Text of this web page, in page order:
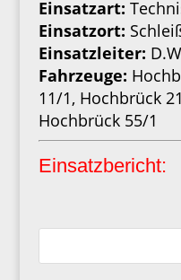
Einsatzart:
Einsatzort:
Einsatzleiter:
Fahrzeuge:
11/1, Hochbrück
Hochbrück 55/1
Einsatzbericht: